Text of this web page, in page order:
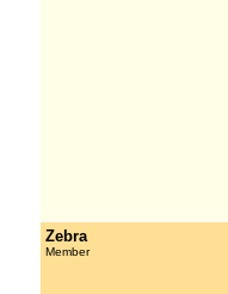
Zebra
Member